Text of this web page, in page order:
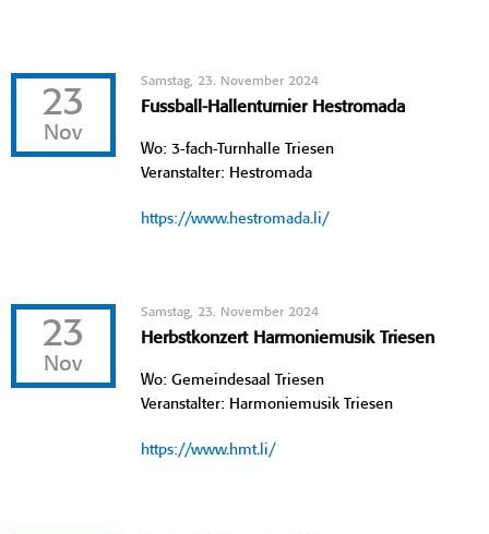
23
Nov
Samstag, 23. November 2024
Fussball-Hallenturnier Hestromada
Wo: 3-fach-Turnhalle Triesen
Veranstalter: Hestromada
https://www.hestromada.li/
23
Nov
Samstag, 23. November 2024
Herbstkonzert Harmoniemusik Triesen
Wo: Gemeindesaal Triesen
Veranstalter: Harmoniemusik Triesen
https://www.hmt.li/